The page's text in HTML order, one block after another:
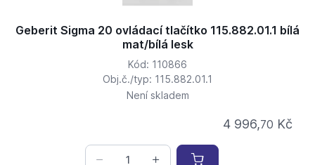
Geberit Sigma 20 ovládací tlačítko 115.882.01.1 bílá
mat/bílá lesk
Kód: 110866
Obj.č./typ: 115.882.01.1
Není skladem
4 996,70 Kč